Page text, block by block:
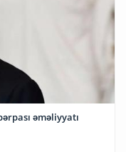
əməliyyatı